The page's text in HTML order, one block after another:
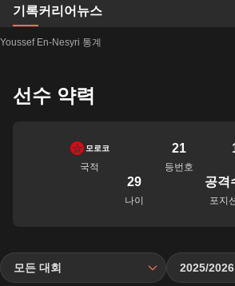
기록커리어 뉴스
Youssef En-Nesyri 통계
선수 약력
모로코
국적
21
등번호
29
나이
공격
포지
모든 대회 2025/2026